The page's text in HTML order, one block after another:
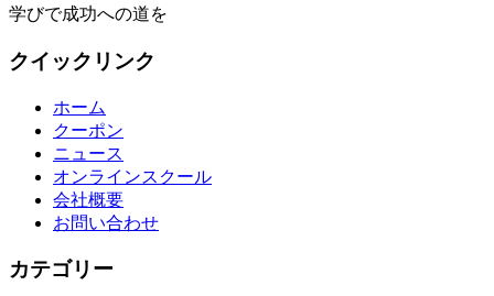
学びで成功への道を
クイックリンク
ホーム
クーポン
ニュース
オンラインスクール
会社概要
お問い合わせ
カテゴリー